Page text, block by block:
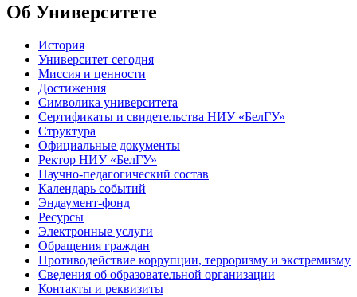
Об Университете
История
Университет сегодня
Миссия и ценности
Достижения
Символика университета
Сертификаты и свидетельства НИУ «БелГУ»
Структура
Официальные документы
Ректор НИУ «БелГУ»
Научно-педагогический состав
Календарь событий
Эндаумент-фонд
Ресурсы
Электронные услуги
Обращения граждан
Противодействие коррупции, терроризму и экстремизму
Сведения об образовательной организации
Контакты и реквизиты